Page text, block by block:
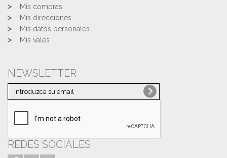
Mis compras
Mis direcciones
Mis datos personales
Mis vales
NEWSLETTER
REDES SOCIALES